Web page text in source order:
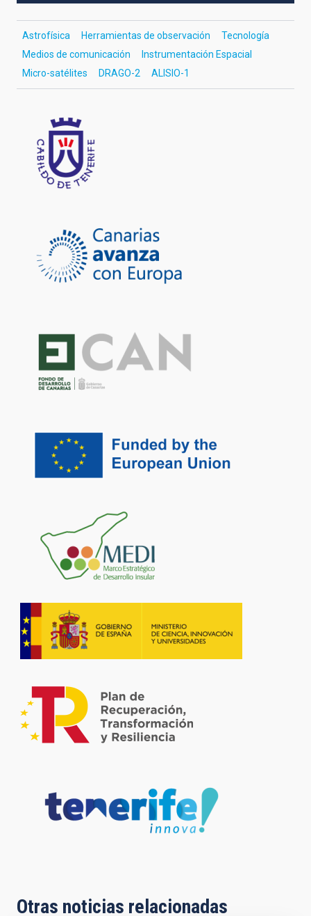
Astrofísica Herramientas de observación
Tecnología
Medios de comunicación
Instrumentación Espacial
Micro-satélites
DRAGO-2 ALISIO-1
Otras noticias relacionadas